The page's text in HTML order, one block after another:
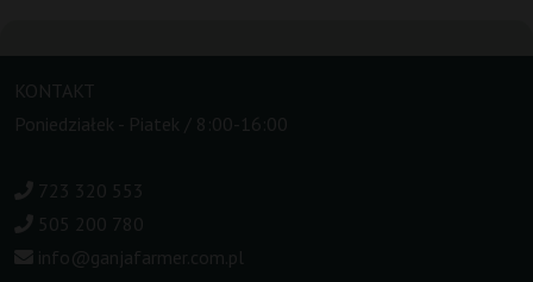
KONTAKT
Poniedziałek - Piatek / 8:00-16:00
723 320 553
505 200 780
info@ganjafarmer.com.pl